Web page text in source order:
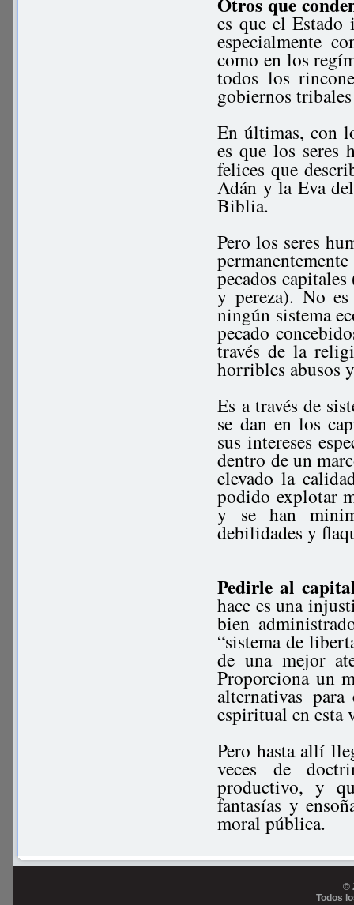
es que el
especialmente
como en los
todos los
gobiernos
En últimas, con
es que los seres
felices que
Adán y la Eva
Biblia.
Pero los seres
pecados
y pereza). No
ningún sistema
pecado
través de la
horribles abusos
Es a través de
se dan en los
sus intereses
dentro de un
elevado la
podido explotar
y se han
debilidades y
Pedirle al
hace es una
bien
“sistema de
de una mejor
Proporciona un
alternativas
espiritual en esta
Pero hasta allí
veces de
productivo, y
fantasías y
moral pública.
©
Todos